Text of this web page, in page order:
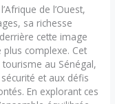
de l’Ouest,
sa richesse
cette image
complexe. Cet
au Sénégal,
et aux défis
En explorant ces